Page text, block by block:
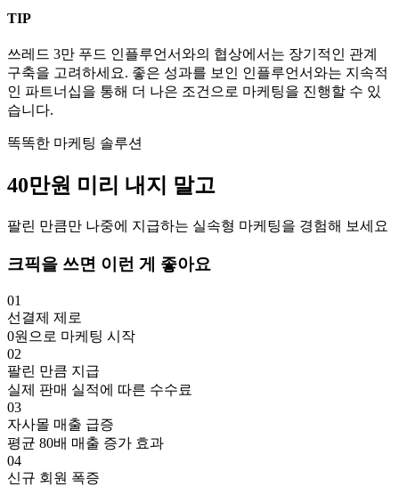
TIP
쓰레드 3만 푸드 인플루언서와의 협상에서는 장기적인 관계
구축을 고려하세요. 좋은 성과를 보인 인플루언서와는 지속적
인 파트너십을 통해 더 나은 조건으로 마케팅을 진행할 수 있
습니다.
똑똑한 마케팅 솔루션
40만원 미리 내지 말고
팔린 만큼만 나중에 지급하는 실속형 마케팅을 경험해 보세요
크픽을 쓰면 이런 게 좋아요
01
선결제 제로
0원으로 마케팅 시작
02
팔린 만큼 지급
실제 판매 실적에 따른 수수료
03
자사몰 매출 급증
평균 80배 매출 증가 효과
04
신규 회원 폭증